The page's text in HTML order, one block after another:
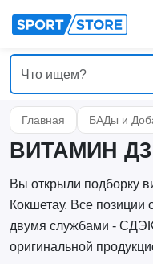
Главная БАДы и
ВИТАМИН
Вы открыли подборку
Кокшетау. Все
двумя службами - СДЭК
оригинальной